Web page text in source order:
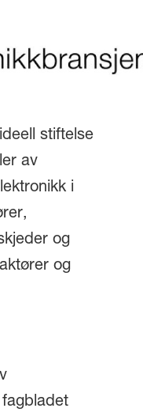
stiftelse
av
i
og
og